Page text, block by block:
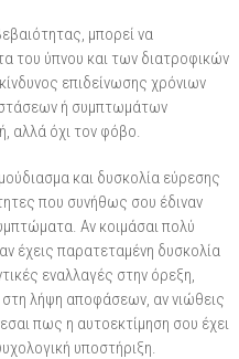
μπορεί να
του ύπνου και των διατροφικών
επιδείνωσης χρόνιων
ή συμπτωμάτων
αλλά όχι τον φόβο.
και δυσκολία εύρεσης
που συνήθως σου έδιναν
Αν κοιμάσαι πολύ
έχεις παρατεταμένη δυσκολία
εναλλαγές στην όρεξη,
λήψη αποφάσεων, αν νιώθεις
πως η αυτοεκτίμηση σου έχει
υποστήριξη.